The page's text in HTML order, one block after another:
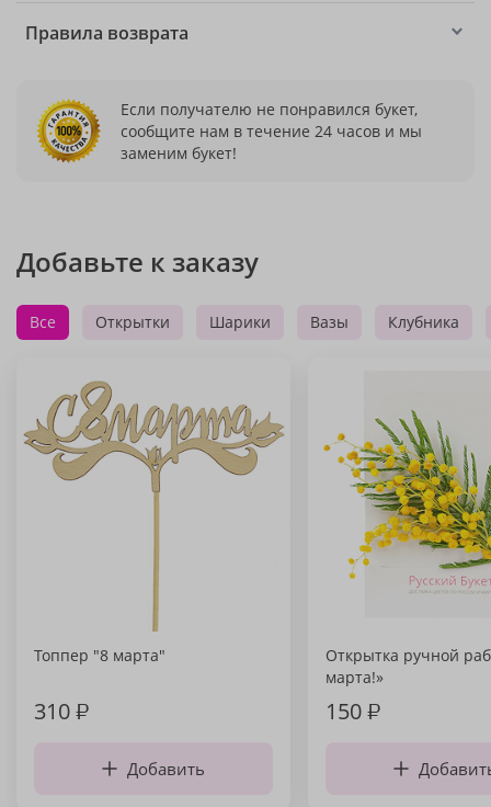
Правила возврата
Если получателю не понравился букет,
сообщите нам в течение 24 часов и мы
заменим букет!
Добавьте к заказу
Все Открытки Шарики Вазы Клубника
Топпер "8 марта"
310₽
Добавить
Открытка ручной
марта!»
150₽